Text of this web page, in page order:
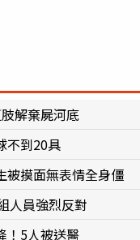
解棄屍河底
不到20具
摸面無表情全身僵
人員強烈反對
！5人被送醫